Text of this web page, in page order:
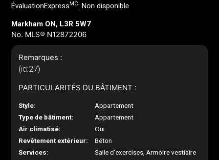
ÉvaluationExpress MC: Non disponible
Markham ON, L3R 5W7
No. MLS® N12872206
Remarques :
(id:27)
PARTICULARITÉS DU BÂTIMENT :
Style:
Appartement
Type de bâtiment:
Appartement
Air climatisé:
Oui
Revêtement extérieur:
Béton
Services:
Salle d'exercises, Armoire vestiaire